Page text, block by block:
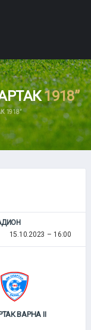
1918”
1918”
15.10.2023
16:00
ВАРНА II